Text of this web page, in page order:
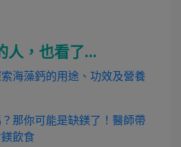
人，也看了...
海藻鈣的用途、功效及營養
那你可能是缺鎂了！醫師帶
飲食